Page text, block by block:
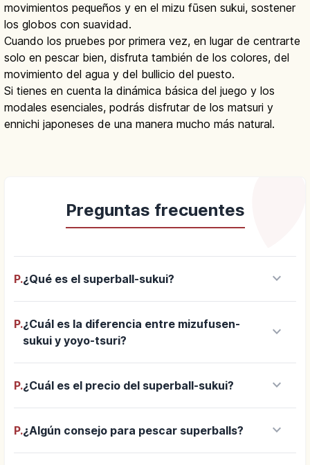
movimientos pequeños y en el mizu fūsen sukui, sostener
los globos con suavidad.
Cuando los pruebes por primera vez, en lugar de centrarte
solo en pescar bien, disfruta también de los colores, del
movimiento del agua y del bullicio del puesto.
Si tienes en cuenta la dinámica básica del juego y los
modales esenciales, podrás disfrutar de los matsuri y
ennichi japoneses de una manera mucho más natural.
Preguntas frecuentes
P.¿Qué es el superball-sukui? keyboard_arrow_down
P.¿Cuál es la diferencia entre mizufusen-
sukui y yoyo-tsuri?
keyboard_arrow_down
P.¿Cuál es el precio del superball-sukui? keyboard_arrow_down
P.¿Algún consejo para pescar superballs? keyboard_arrow_down